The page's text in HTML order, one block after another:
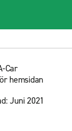
Car
hemsidan
Juni 2021